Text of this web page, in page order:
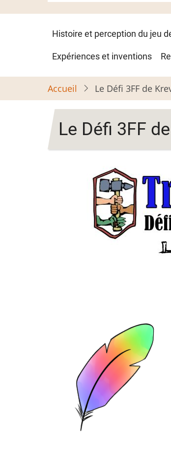
Navigation
principale
Histoire et perception du jeu
Expériences et inventions
Accueil Le Défi 3FF de
Le Défi 3FF